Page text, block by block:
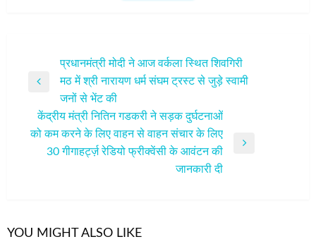
नेविगेशन
Post
प्रधानमंत्री मोदी ने आज वर्कला स्थित शिवगिरी
मठ में श्री नारायण धर्म संघम ट्रस्ट से जुड़े स्वामी
जनों से भेंट की
Next
केंद्रीय मंत्री नितिन गडकरी ने सड़क दुर्घटनाओं
को कम करने के लिए वाहन से वाहन संचार के लिए
30 गीगाहर्ट्ज़ रेडियो फ्रीक्वेंसी के आवंटन की
जानकारी दी
YOU MIGHT ALSO LIKE